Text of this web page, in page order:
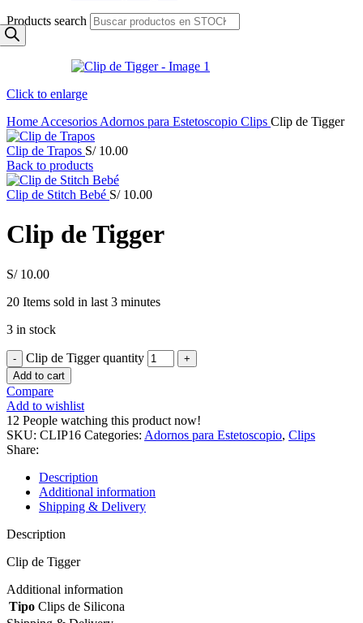
Products search
Click to enlarge
Home Accesorios Adornos para Estetoscopio Clips Clip de Tigger
Clip de Trapos S/10.00
Back to products
Clip de Stitch Bebé S/10.00
Clip de Tigger
S/10.00
20 Items sold in last 3 minutes
3 in stock
Clip de Tigger quantity
Add to cart
Compare
Add to wishlist
12 People watching this product now!
SKU: CLIP16 Categories: Adornos para Estetoscopio, Clips
Share:
Description
Additional information
Shipping & Delivery
Description
Clip de Tigger
Additional information
Tipo Clips de Silicona